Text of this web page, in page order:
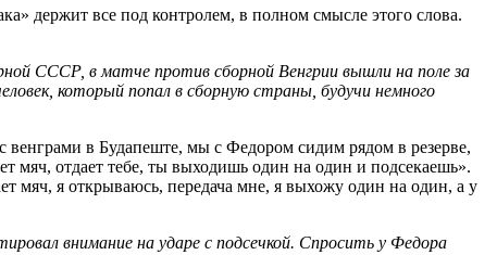
держит все под контролем, в полном смысле этого слова.
СССР, в матче против сборной Венгрии вышли на поле за
который попал в сборную страны, будучи немного
венграми в Будапеште, мы с Федором сидим рядом в резерве,
мяч, отдает тебе, ты выходишь один на один и подсекаешь».
мяч, я открываюсь, передача мне, я выхожу один на один, а у
внимание на ударе с подсечкой. Спросить у Федора